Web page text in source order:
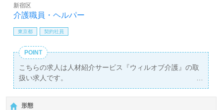
内支給 ※定期昇給、昇格による基本給アップあり 【賞与】 入社時等級の場
合：基本給×1ヶ月 ※入社3ヶ月後に昇格審査あり 昇格後：基本給×2ヶ月 ※
試用期間3ヶ月（労働条件は本採用時と変更なし） 賞与あり 昇給あり
介護職員・ヘルパー
新宿区
東京都 契約社員
POINT
こちらの求人は人材紹介サービス『ウィルオブ介護』の取
扱い求人です。
詳細に関してお気軽にご相談ください♪
【無料】で皆さんの転職活動をサポートいたします。
形態